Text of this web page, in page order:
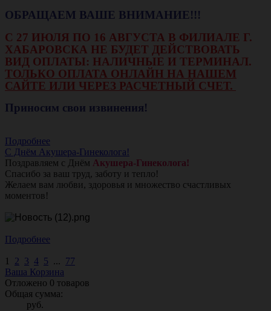
ОБРАЩАЕМ ВАШЕ ВНИМАНИЕ!!!
С 27 ИЮЛЯ ПО 16 АВГУСТА В ФИЛИАЛЕ Г.
ХАБАРОВСКА НЕ БУДЕТ ДЕЙСТВОВАТЬ
ВИД ОПЛАТЫ: НАЛИЧНЫЕ И ТЕРМИНАЛ.
ТОЛЬКО ОПЛАТА ОНЛАЙН НА НАШЕМ
САЙТЕ ИЛИ ЧЕРЕЗ РАСЧЕТНЫЙ СЧЕТ.
Приносим свои извинения!
Подробнее
С Днём Акушера-Гинеколога!
Поздравляем с Днём Акушера-Гинеколога!
Спасибо за ваш труд, заботу и тепло!
Желаем вам любви, здоровья и множество счастливых
моментов!
Подробнее
1 2 3 4 5 ... 77
Ваша Корзина
Отложено 0 товаров
Общая сумма:
руб.